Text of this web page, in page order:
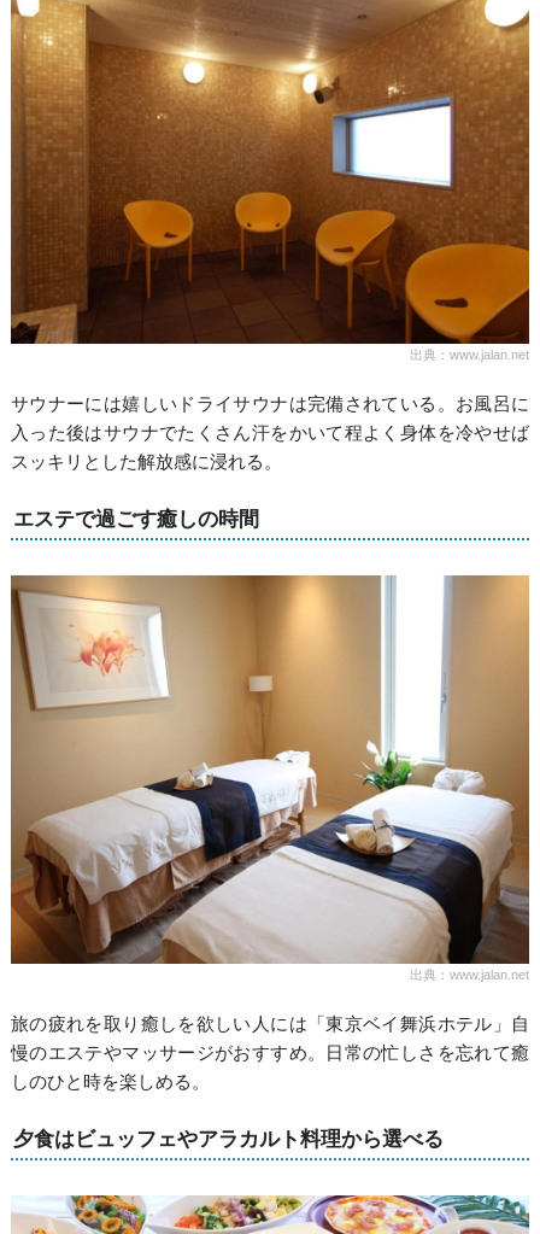
出典：www.jalan.net
サウナーには嬉しいドライサウナは完備されている。お風呂に
入った後はサウナでたくさん汗をかいて程よく身体を冷やせば
スッキリとした解放感に浸れる。
エステで過ごす癒しの時間
出典：www.jalan.net
旅の疲れを取り癒しを欲しい人には「東京ベイ舞浜ホテル」自
慢のエステやマッサージがおすすめ。日常の忙しさを忘れて癒
しのひと時を楽しめる。
夕食はビュッフェやアラカルト料理から選べる